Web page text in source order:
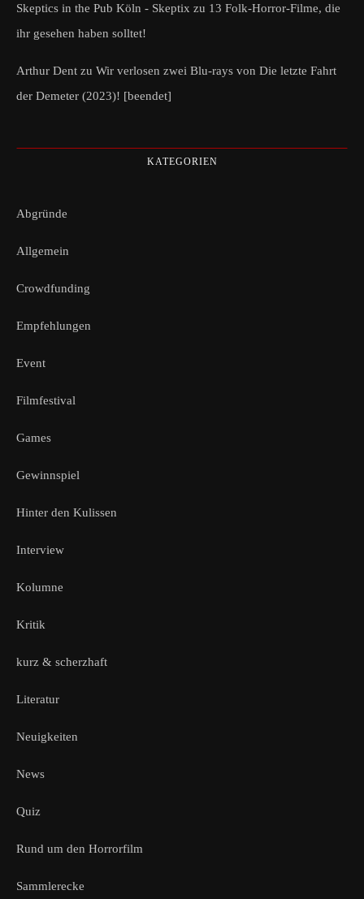
Skeptics in the Pub Köln - Skeptix zu 13 Folk-Horror-Filme, die
ihr gesehen haben solltet!
Arthur Dent zu Wir verlosen zwei Blu-rays von Die letzte Fahrt
der Demeter (2023)! [beendet]
KATEGORIEN
Abgründe
Allgemein
Crowdfunding
Empfehlungen
Event
Filmfestival
Games
Gewinnspiel
Hinter den Kulissen
Interview
Kolumne
Kritik
kurz & scherzhaft
Literatur
Neuigkeiten
News
Quiz
Rund um den Horrorfilm
Sammlerecke